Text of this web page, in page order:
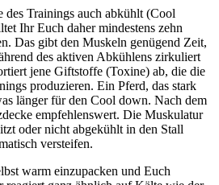
des Trainings auch abkühlt (Cool
Ihr Euch daher mindestens zehn
Das gibt den Muskeln genügend Zeit,
des aktiven Abkühlens zirkuliert
jene Giftstoffe (Toxine) ab, die die
produzieren. Ein Pferd, das stark
länger für den Cool down. Nach dem
empfehlenswert. Die Muskulatur
oder nicht abgekühlt in den Stall
versteifen.
warm einzupacken und Euch